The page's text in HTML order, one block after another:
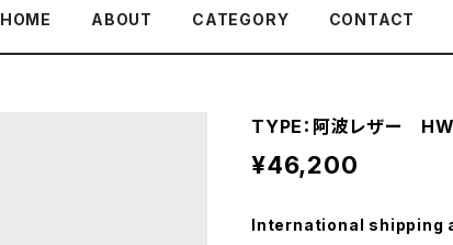
HOME ABOUT CATEGORY CONTACT
TYPE：阿波レザー
¥46,200
International shipping